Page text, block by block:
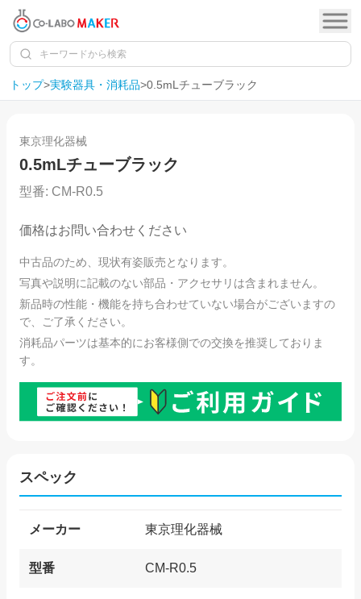
トップ>実験器具・消耗品>0.5mLチューブラック
東京理化器械
0.5mLチューブラック
型番: CM-R0.5
価格はお問い合わせください
中古品のため、現状有姿販売となります。
写真や説明に記載のない部品・アクセサリは含まれません。
新品時の性能・機能を持ち合わせていない場合がございますの
で、ご了承ください。
消耗品パーツは基本的にお客様側での交換を推奨しておりま
す。
スペック
メーカー 東京理化器械
型番 CM-R0.5